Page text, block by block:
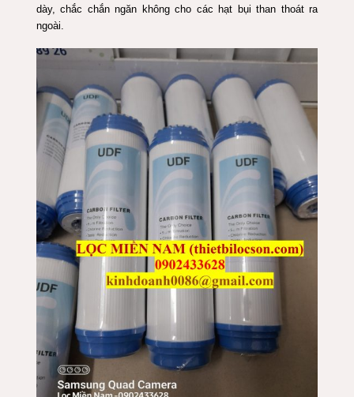
dày, chắc chắn ngăn không cho các hạt bụi than thoát ra
ngoài.